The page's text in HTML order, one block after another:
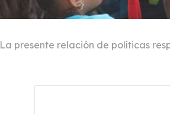
La presente relación de políticas